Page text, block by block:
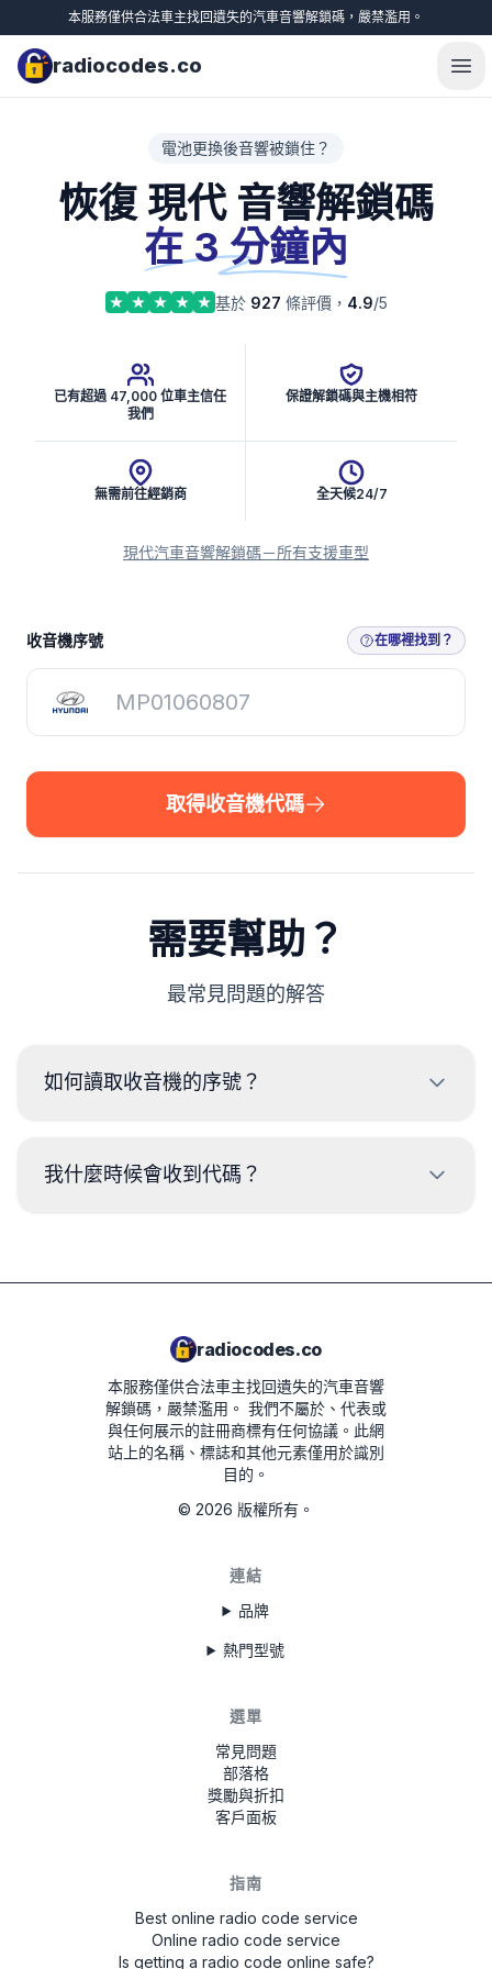
本服務僅供合法車主找回遺失的汽車音響解鎖碼，嚴禁濫用。
radiocodes.co
電池更換後音響被鎖住？
恢復 現代 音響解鎖碼
在 3 分鐘內
基於 927 條評價， 4.9/5
已有超過 47,000 位車主信任
我們
保證解鎖碼與主機相符
無需前往經銷商 全天候24/7
現代汽車音響解鎖碼－所有支援車型
取得收音機代碼
收音機序號 在哪裡找到？
取得收音機代碼
需要幫助？
最常見問題的解答
如何讀取收音機的序號？
的標籤讀取代碼。序列號通常位於條碼的上方或下方。範
11 07 0210
(01) 1 880 912179 001 7 (21) 11 07 0795
7918HN065012235
65012235
UAU4934567X
UBTE333456X
FSV83345678X
我什麼時候會收到代碼？
radiocodes.co
本服務僅供合法車主找回遺失的汽車音響
解鎖碼，嚴禁濫用。 我們不屬於、代表或
與任何展示的註冊商標有任何協議。此網
站上的名稱、標誌和其他元素僅用於識別
目的。
© 2026 版權所有。
連結
品牌
熱門型號
選單
常見問題
部落格
獎勵與折扣
客戶面板
指南
Best online radio code service
Online radio code service
Is getting a radio code online safe?